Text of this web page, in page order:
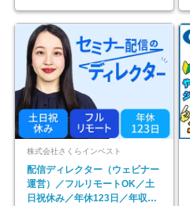
株式会社さくらインベスト
配信ディレクター（ウェビナー
運営）／フルリモートOK／土
日祝休み／年休123日／年収